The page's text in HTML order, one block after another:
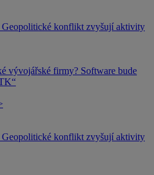
Geopolitické konflikt zvyšují aktivity
vývojářské firmy? Software bude
Geopolitické konflikt zvyšují aktivity